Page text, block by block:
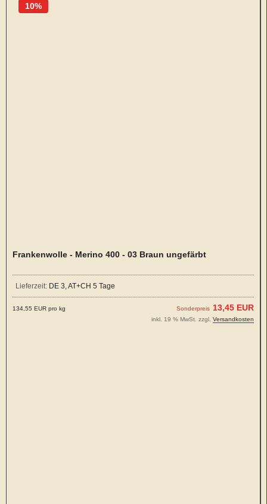
Frankenwolle - Merino 400 - 03 Braun ungefärbt
Lieferzeit: DE 3, AT+CH 5 Tage
Sonderpreis 13,45 EUR
10%
134,55 EUR pro kg
inkl. 19 % MwSt. zzgl. Versandkosten